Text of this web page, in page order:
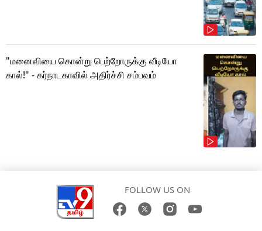
"மனைவியை கொன்று பெற்றோருக்கு வீடியோ
கால்!" - கர்நாடகாவில் அதிர்ச்சி சம்பவம்
FOLLOW US ON